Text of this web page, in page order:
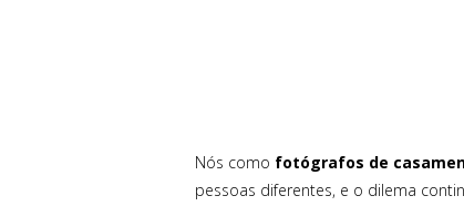
Nós como fotógrafos de
pessoas diferentes, e o dilema